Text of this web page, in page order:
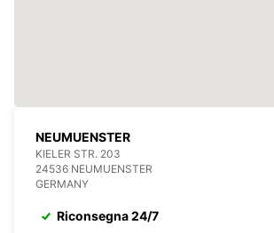
NEUMUENSTER
KIELER STR. 203
24536 NEUMUENSTER
GERMANY
Riconsegna 24/7